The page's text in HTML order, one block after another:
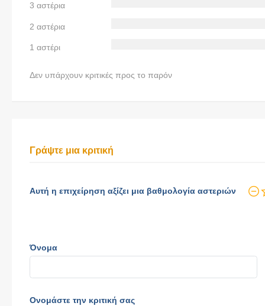
3 αστέρια
2 αστέρια
1 αστέρι
Δεν υπάρχουν κριτικές προς το παρόν
Γράψτε μια κριτική
Αυτή η επιχείρηση αξίζει μια βαθμολογία αστεριών
Όνομα
Ονομάστε την κριτική σας